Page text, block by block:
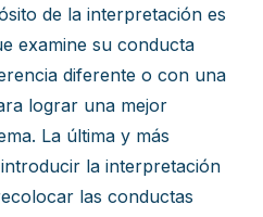
de la interpretación es
examine su conducta
diferente o con una
lograr una mejor
La última y más
la interpretación
las conductas